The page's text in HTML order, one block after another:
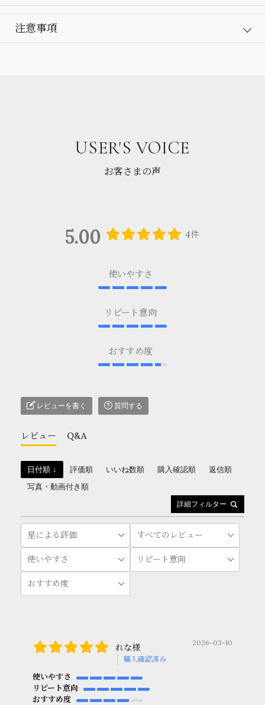
注意事項
USER'S VOICE
お客さまの声
5.00 4件
使いやすさ
リピート意向
おすすめ度
レビューを書く 質問する
レビュー Q&A
詳細フィルター
日付順 ↓ 評価順 いいね数順 購入確認順
返信順
写真・動画付き順
れな様
購入確認済み
2026-03-10
使いやすさ
リピート意向
おすすめ度